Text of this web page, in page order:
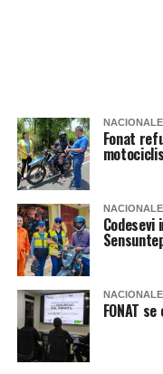
Fonat
FONAT